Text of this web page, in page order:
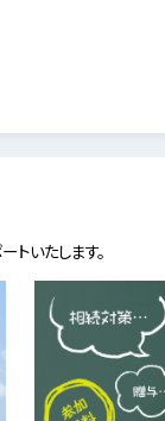
トいたします。